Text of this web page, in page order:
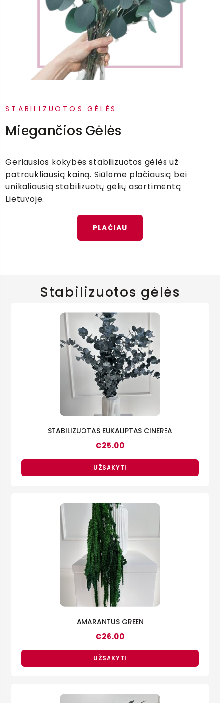
STABILIZUOTOS GĖLĖS
Miegančios Gėlės
Geriausios kokybės stabilizuotos gėlės už
patraukliausią kainą. Siūlome plačiausią bei
unikaliausią stabilizuotų gėlių asortimentą
Lietuvoje.
PLAČIAU
Stabilizuotos gėlės
STABILIZUOTAS EUKALIPTAS CINEREA
€25.00
UŽSAKYTI
AMARANTUS GREEN
€26.00
UŽSAKYTI